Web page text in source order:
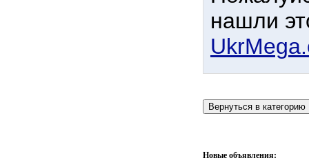
нашли
Новые объявления: